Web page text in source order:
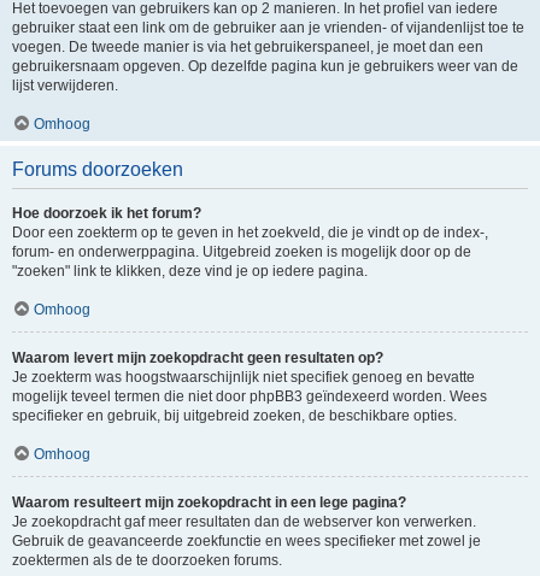
Het toevoegen van gebruikers kan op 2 manieren. In het profiel van iedere
gebruiker staat een link om de gebruiker aan je vrienden- of vijandenlijst toe te
voegen. De tweede manier is via het gebruikerspaneel, je moet dan een
gebruikersnaam opgeven. Op dezelfde pagina kun je gebruikers weer van de
lijst verwijderen.
Omhoog
Forums doorzoeken
Hoe doorzoek ik het forum?
Door een zoekterm op te geven in het zoekveld, die je vindt op de index-,
forum- en onderwerppagina. Uitgebreid zoeken is mogelijk door op de
"zoeken" link te klikken, deze vind je op iedere pagina.
Omhoog
Waarom levert mijn zoekopdracht geen resultaten op?
Je zoekterm was hoogstwaarschijnlijk niet specifiek genoeg en bevatte
mogelijk teveel termen die niet door phpBB3 geïndexeerd worden. Wees
specifieker en gebruik, bij uitgebreid zoeken, de beschikbare opties.
Omhoog
Waarom resulteert mijn zoekopdracht in een lege pagina?
Je zoekopdracht gaf meer resultaten dan de webserver kon verwerken.
Gebruik de geavanceerde zoekfunctie en wees specifieker met zowel je
zoektermen als de te doorzoeken forums.